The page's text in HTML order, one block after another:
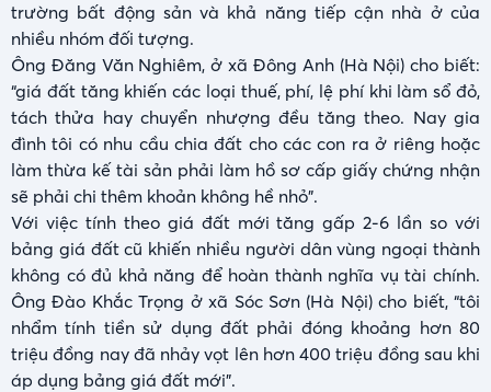
trường bất động sản và khả năng tiếp cận nhà ở của
nhiều nhóm đối tượng.
Ông Đăng Văn Nghiêm, ở xã Đông Anh (Hà Nội) cho biết:
“giá đất tăng khiến các loại thuế, phí, lệ phí khi làm sổ đỏ,
tách thửa hay chuyển nhượng đều tăng theo. Nay gia
đình tôi có nhu cầu chia đất cho các con ra ở riêng hoặc
làm thừa kế tài sản phải làm hồ sơ cấp giấy chứng nhận
sẽ phải chi thêm khoản không hề nhỏ".
Với việc tính theo giá đất mới tăng gấp 2-6 lần so với
bảng giá đất cũ khiến nhiều người dân vùng ngoại thành
không có đủ khả năng để hoàn thành nghĩa vụ tài chính.
Ông Đào Khắc Trọng ở xã Sóc Sơn (Hà Nội) cho biết, “tôi
nhẩm tính tiền sử dụng đất phải đóng khoảng hơn 80
triệu đồng nay đã nhảy vọt lên hơn 400 triệu đồng sau khi
áp dụng bảng giá đất mới”.